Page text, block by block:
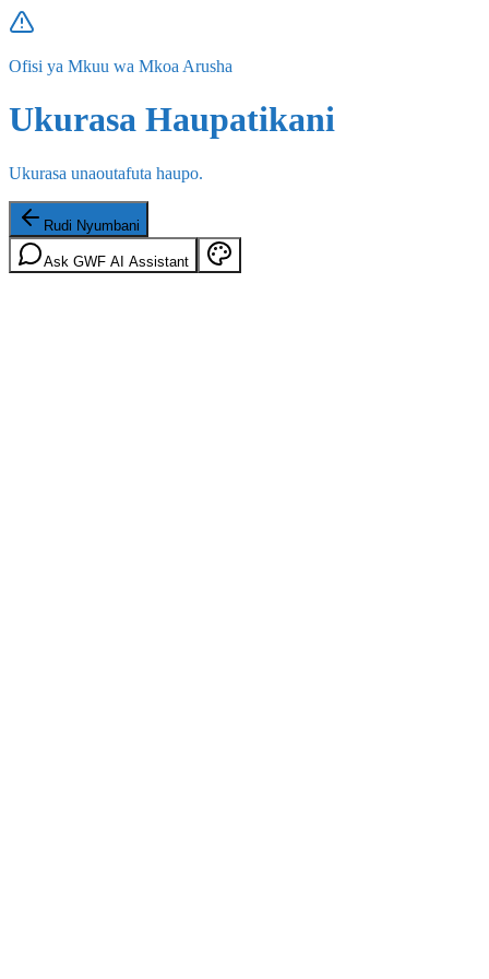
Ofisi ya Mkuu wa Mkoa Arusha
Ukurasa Haupatikani
Ukurasa unaoutafuta haupo.
Rudi Nyumbani
Ask GWF AI Assistant